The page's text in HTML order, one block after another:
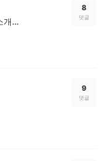
우리 동네 '미가 매생이 굴국밥' 가게를 소개합니다.
8
댓글
9
댓글